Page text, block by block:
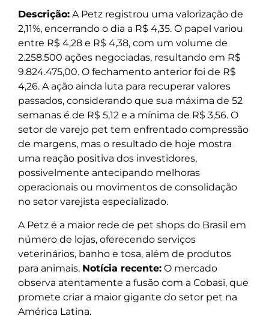
Descrição: A Petz registrou uma valorização de
2,11%, encerrando o dia a R$ 4,35. O papel variou
entre R$ 4,28 e R$ 4,38, com um volume de
2.258.500 ações negociadas, resultando em R$
9.824.475,00. O fechamento anterior foi de R$
4,26. A ação ainda luta para recuperar valores
passados, considerando que sua máxima de 52
semanas é de R$ 5,12 e a mínima de R$ 3,56. O
setor de varejo pet tem enfrentado compressão
de margens, mas o resultado de hoje mostra
uma reação positiva dos investidores,
possivelmente antecipando melhoras
operacionais ou movimentos de consolidação
no setor varejista especializado.
A Petz é a maior rede de pet shops do Brasil em
número de lojas, oferecendo serviços
veterinários, banho e tosa, além de produtos
para animais. Notícia recente: O mercado
observa atentamente a fusão com a Cobasi, que
promete criar a maior gigante do setor pet na
América Latina.